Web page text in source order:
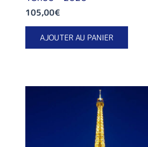
105,00€
AJOUTER AU PANIER